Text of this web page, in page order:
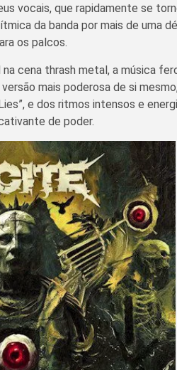
vocais, que rapidamente se
da banda por mais de uma
os palcos.
cena thrash metal, a música
mais poderosa de si
e dos ritmos intensos e
de poder.